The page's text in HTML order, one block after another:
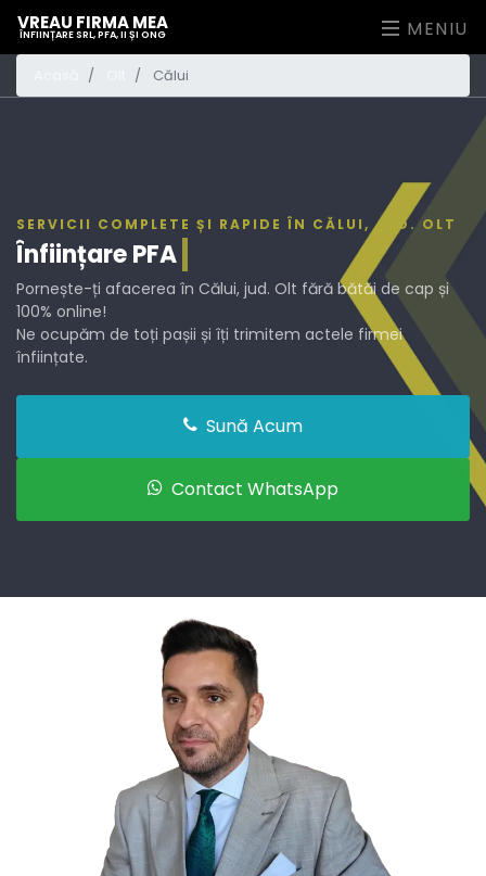
VREAU FIRMA MEA
ÎNFIINȚARE SRL, PFA, II ȘI ONG MENIU
Călui
SERVICII COMPLETE ȘI RAPIDE ÎN CĂLUI, JUD. OLT
ÎnființarePFA
Pornește-ți afacerea în Călui, jud. Olt fără bătăi de cap și
100% online!
Ne ocupăm de toți pașii și îți trimitem actele firmei
înființate.
Sună Acum
Contact WhatsApp